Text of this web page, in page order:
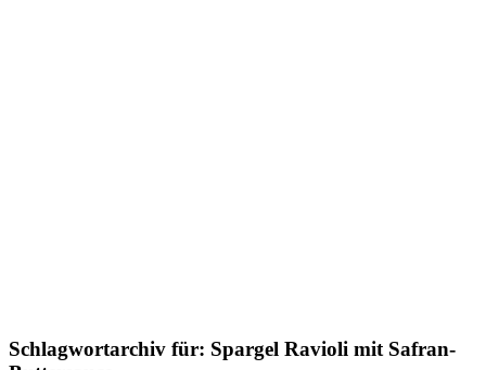
Schlagwortarchiv für: Spargel Ravioli mit Safran-